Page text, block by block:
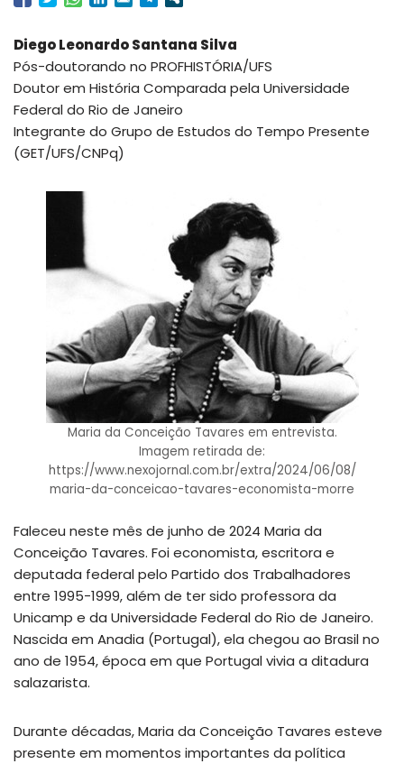
Diego Leonardo Santana Silva
Pós-doutorando no PROFHISTÓRIA/UFS
Doutor em História Comparada pela Universidade
Federal do Rio de Janeiro
Integrante do Grupo de Estudos do Tempo Presente
(GET/UFS/CNPq)
Maria da Conceição Tavares em entrevista.
Imagem retirada de:
https://www.nexojornal.com.br/extra/2024/06/08/
maria-da-conceicao-tavares-economista-morre
Faleceu neste mês de junho de 2024 Maria da
Conceição Tavares. Foi economista, escritora e
deputada federal pelo Partido dos Trabalhadores
entre 1995-1999, além de ter sido professora da
Unicamp e da Universidade Federal do Rio de Janeiro.
Nascida em Anadia (Portugal), ela chegou ao Brasil no
ano de 1954, época em que Portugal vivia a ditadura
salazarista.
Durante décadas, Maria da Conceição Tavares esteve
presente em momentos importantes da política